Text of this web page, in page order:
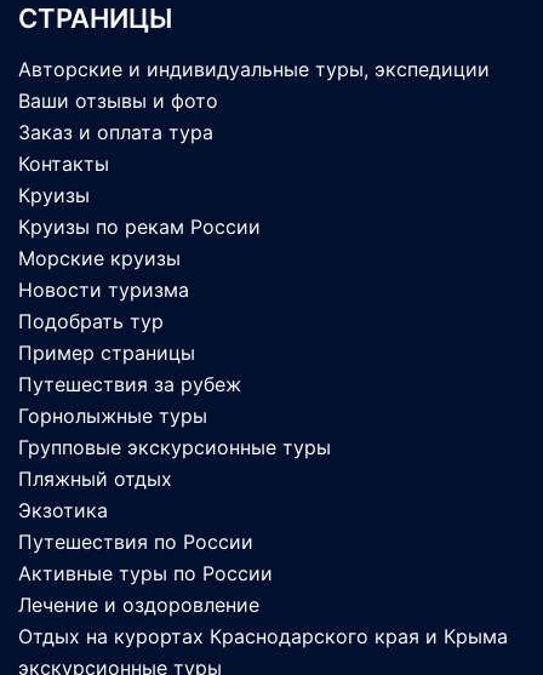
СТРАНИЦЫ
Авторские и индивидуальные туры, экспедиции
Ваши отзывы и фото
Заказ и оплата тура
Контакты
Круизы
Круизы по рекам России
Морские круизы
Новости туризма
Подобрать тур
Пример страницы
Путешествия за рубеж
Горнолыжные туры
Групповые экскурсионные туры
Пляжный отдых
Экзотика
Путешествия по России
Активные туры по России
Лечение и оздоровление
Отдых на курортах Краснодарского края и Крыма
экскурсионные туры